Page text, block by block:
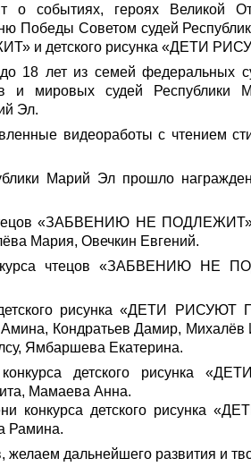
о событиях, героях Великой
Победы Советом судей
и детского рисунка «ДЕТИ
18 лет из семей федеральных
и мировых судей Республики
Эл.
видеоработы с чтением
Марий Эл прошло
«ЗАБВЕНИЮ НЕ
Мария, Овечкин Евгений.
чтецов «ЗАБВЕНИЮ НЕ
рисунка «ДЕТИ РИСУЮТ
Кондратьев Дамир,
Ямбаршева Екатерина.
детского рисунка
Мамаева Анна.
детского рисунка
Рамина.
желаем дальнейшего развития и